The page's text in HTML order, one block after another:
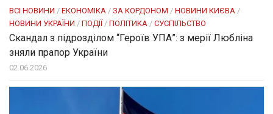
ВСІ НОВИНИ / ЕКОНОМІКА / ЗА КОРДОНОМ / НОВИНИ КИЄВА /
НОВИНИ УКРАЇНИ / ПОДІЇ / ПОЛІТИКА / СУСПІЛЬСТВО
Скандал з підрозділом “Героїв УПА”: з мерії Любліна
зняли прапор України
02.06.2026